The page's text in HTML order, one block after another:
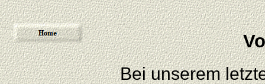
Bei unserem